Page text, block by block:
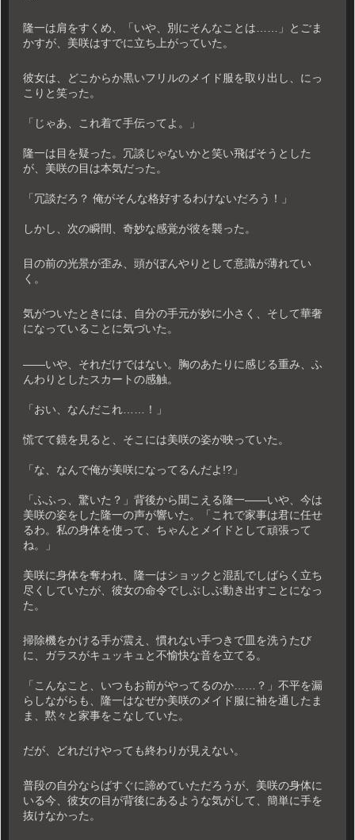
隆一は肩をすくめ、「いや、別にそんなことは……」とごま
かすが、美咲はすでに立ち上がっていた。
彼女は、どこからか黒いフリルのメイド服を取り出し、にっ
こりと笑った。
「じゃあ、これ着て手伝ってよ。」
隆一は目を疑った。冗談じゃないかと笑い飛ばそうとした
が、美咲の目は本気だった。
「冗談だろ？ 俺がそんな格好するわけないだろう！」
しかし、次の瞬間、奇妙な感覚が彼を襲った。
目の前の光景が歪み、頭がぼんやりとして意識が薄れてい
く。
気がついたときには、自分の手元が妙に小さく、そして華奢
になっていることに気づいた。
――いや、それだけではない。胸のあたりに感じる重み、ふ
んわりとしたスカートの感触。
「おい、なんだこれ……！」
慌てて鏡を見ると、そこには美咲の姿が映っていた。
「な、なんで俺が美咲になってるんだよ!?」
「ふふっ、驚いた？」背後から聞こえる隆一――いや、今は
美咲の姿をした隆一の声が響いた。「これで家事は君に任せ
るわ。私の身体を使って、ちゃんとメイドとして頑張って
ね。」
美咲に身体を奪われ、隆一はショックと混乱でしばらく立ち
尽くしていたが、彼女の命令でしぶしぶ動き出すことになっ
た。
掃除機をかける手が震え、慣れない手つきで皿を洗うたび
に、ガラスがキュッキュと不愉快な音を立てる。
「こんなこと、いつもお前がやってるのか……？」不平を漏
らしながらも、隆一はなぜか美咲のメイド服に袖を通したま
ま、黙々と家事をこなしていた。
だが、どれだけやっても終わりが見えない。
普段の自分ならばすぐに諦めていただろうが、美咲の身体に
いる今、彼女の目が背後にあるような気がして、簡単に手を
抜けなかった。